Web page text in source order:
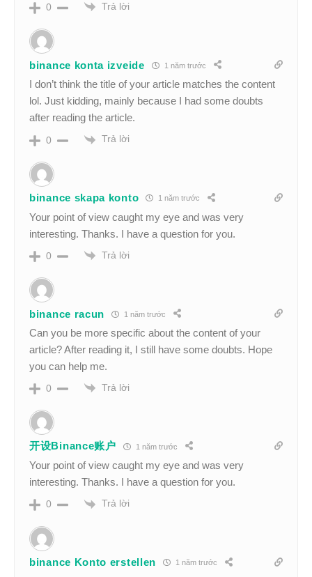
0 Trả lời
binance konta izveide 1 năm trước
I don’t think the title of your article matches the content
lol. Just kidding, mainly because I had some doubts
after reading the article.
0 Trả lời
binance skapa konto 1 năm trước
Your point of view caught my eye and was very
interesting. Thanks. I have a question for you.
0 Trả lời
binance racun 1 năm trước
Can you be more specific about the content of your
article? After reading it, I still have some doubts. Hope
you can help me.
0 Trả lời
开设Binance账户 1 năm trước
Your point of view caught my eye and was very
interesting. Thanks. I have a question for you.
0 Trả lời
binance Konto erstellen 1 năm trước